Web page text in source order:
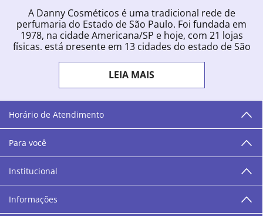
A Danny Cosméticos é uma tradicional rede de
perfumaria do Estado de São Paulo. Foi fundada em
1978, na cidade Americana/SP e hoje, com 21 lojas
físicas, está presente em 13 cidades do estado de São
começou a vender para todo o território brasileiro.
Com uma infinidade de marcas e a filosofia de vender
produtos que vão do popular ao luxo, a Danny
Cosméticos mantém parceria com aproximadamente
300 grandes fornecedores e lançamentos diários na
área de beleza. São 12 centros técnicos que oferecem
programação semanal de cursos e encontros.
“O varejo corre nas nossas veias como nossos valores
humanos, éticos e morais. E que o branco e o azul anil,
as cores da Danny Cosméticos, possam continuar
transmitindo paz e harmonia para todos vocês!”
LEIA MAIS
Horário de Atendimento
Para você
Institucional
Informações